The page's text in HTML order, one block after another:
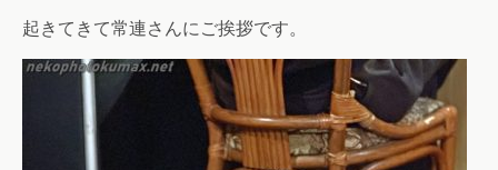
起きてきて常連さんにご挨拶です。